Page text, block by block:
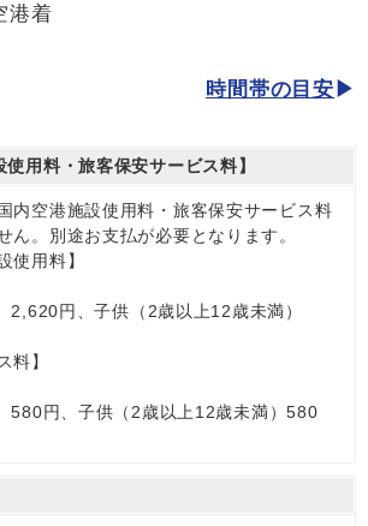
港着
時間帯の目安
使用料・旅客保安サービス料】
内空港施設使用料・旅客保安サービス料
ん。別途お支払が必要となります。
使用料】
2,620円、子供（2歳以上12歳未満）
料】
580円、子供（2歳以上12歳未満）580